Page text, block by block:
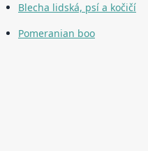
Blecha lidská, psí a kočičí
Pomeranian boo